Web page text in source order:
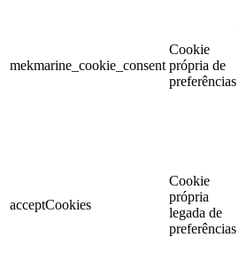
mekmarine_cookie_consent
Cookie
própria de
preferências
acceptCookies
Cookie
própria
legada de
preferências